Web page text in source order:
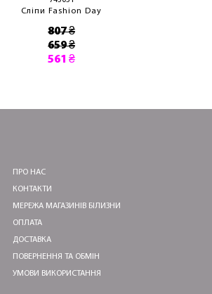
Сліпи Fashion Day
807 ₴
659 ₴
561 ₴
ПРО НАС
КОНТАКТИ
МЕРЕЖА МАГАЗИНІВ БІЛИЗНИ
ОПЛАТА
ДОСТАВКА
ПОВЕРНЕННЯ ТА ОБМІН
УМОВИ ВИКОРИСТАННЯ